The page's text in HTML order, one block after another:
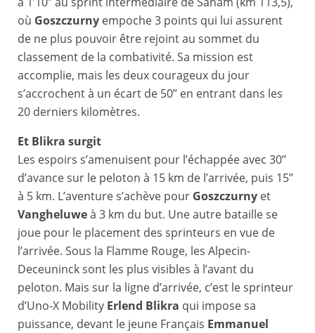
où Goszczurny empoche 3 points qui lui assurent
de ne plus pouvoir être rejoint au sommet du
classement de la combativité. Sa mission est
accomplie, mais les deux courageux du jour
s’accrochent à un écart de 50’’ en entrant dans les
20 derniers kilomètres.
Et Blikra surgit
Les espoirs s’amenuisent pour l’échappée avec 30’’
d’avance sur le peloton à 15 km de l’arrivée, puis 15’’
à 5 km. L’aventure s’achève pour Goszczurny et
Vangheluweà 3 km du but. Une autre bataille se
joue pour le placement des sprinteurs en vue de
l’arrivée. Sous la Flamme Rouge, les Alpecin-
Deceuninck sont les plus visibles à l’avant du
peloton. Mais sur la ligne d’arrivée, c’est le sprinteur
d’Uno-X Mobility Erlend Blikra qui impose sa
puissance, devant le jeune Français Emmanuel